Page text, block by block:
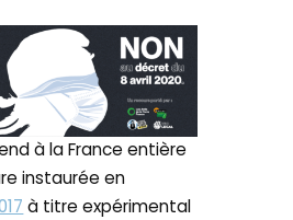
à la France entière
instaurée en
à titre expérimental